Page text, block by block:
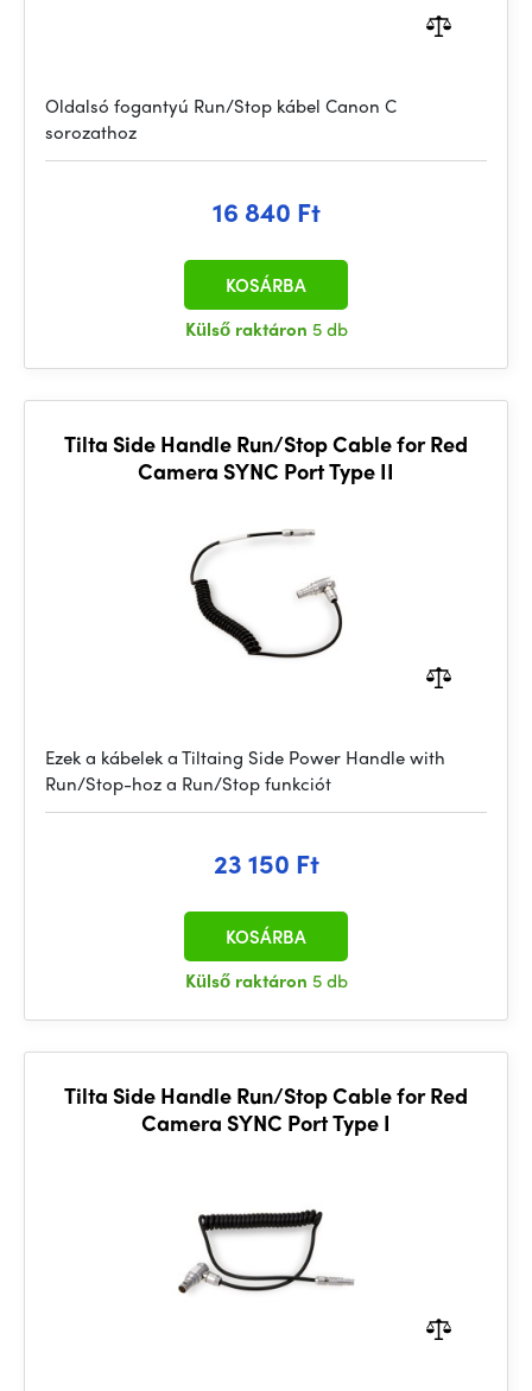
Oldalsó fogantyú Run/Stop kábel Canon C
sorozathoz
16 840 Ft
Külső raktáron 5 db
KOSÁRBA
Tilta Side Handle Run/Stop Cable for Red
Camera SYNC Port Type II
Ezek a kábelek a Tiltaing Side Power Handle with
Run/Stop-hoz a Run/Stop funkciót
23 150 Ft
Külső raktáron 5 db
KOSÁRBA
Tilta Side Handle Run/Stop Cable for Red
Camera SYNC Port Type I